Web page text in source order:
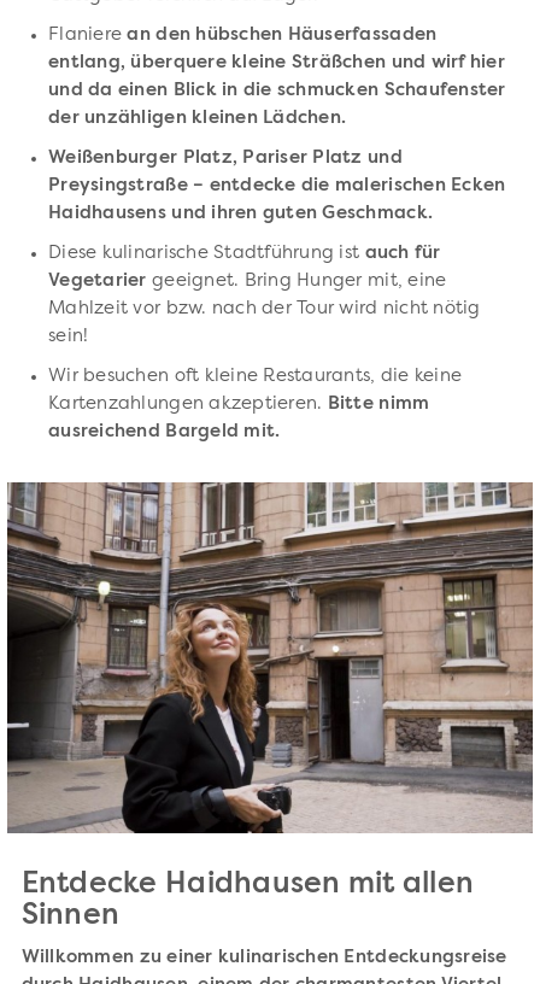
Flaniere an den hübschen Häuserfassaden
entlang, überquere kleine Sträßchen und wirf hier
und da einen Blick in die schmucken Schaufenster
der unzähligen kleinen Lädchen.
Weißenburger Platz, Pariser Platz und
Preysingstraße – entdecke die malerischen Ecken
Haidhausens und ihren guten Geschmack.
Diese kulinarische Stadtführung ist auch für
Vegetarier geeignet. Bring Hunger mit, eine
Mahlzeit vor bzw. nach der Tour wird nicht nötig
sein!
Wir besuchen oft kleine Restaurants, die keine
Kartenzahlungen akzeptieren. Bitte nimm
ausreichend Bargeld mit.
Entdecke Haidhausen mit allen
Sinnen
Willkommen zu einer kulinarischen Entdeckungsreise